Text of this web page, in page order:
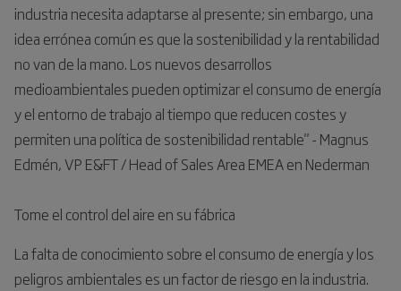
industria necesita adaptarse al presente; sin embargo, una
idea errónea común es que la sostenibilidad y la rentabilidad
no van de la mano. Los nuevos desarrollos
medioambientales pueden optimizar el consumo de energía
y el entorno de trabajo al tiempo que reducen costes y
permiten una política de sostenibilidad rentable" - Magnus
Edmén, VP E&FT / Head of Sales Area EMEA en Nederman
Tome el control del aire en su fábrica
La falta de conocimiento sobre el consumo de energía y los
peligros ambientales es un factor de riesgo en la industria.